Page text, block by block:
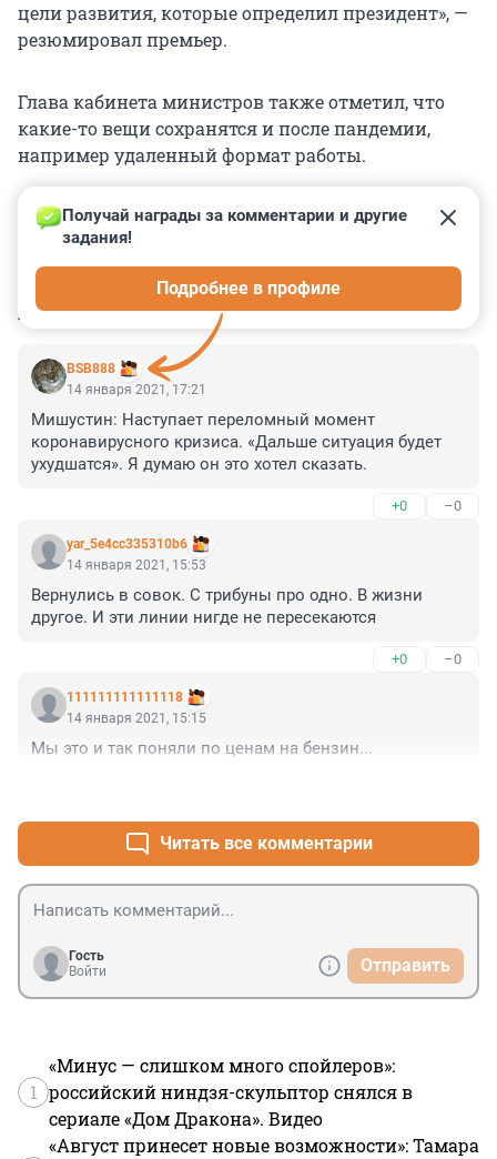
цели развития, которые определил президент», —
резюмировал премьер.
Глава кабинета министров также отметил, что
какие-то вещи сохранятся и после пандемии,
например удаленный формат работы.
КОММЕНТАРИИ 14
BSB888
Получай награды за комментарии и другие
задания!
Подробнее в профиле
14 января 2021, 17:21
Мишустин: Наступает переломный момент
коронавирусного кризиса. «Дальше ситуация будет
ухудшатся». Я думаю он это хотел сказать.
+0 –0
yar_5e4cc335310b6
14 января 2021, 15:53
Вернулись в совок. С трибуны про одно. В жизни
другое. И эти линии нигде не пересекаются
+0 –0
111111111111118
14 января 2021, 15:15
Мы это и так поняли по ценам на бензин...
Читать все комментарии
Гость
Войти
Отправить
1
«Минус — слишком много спойлеров»:
российский ниндзя-скульптор снялся в
сериале «Дом Дракона». Видео
«Август принесет новые возможности»: Тамара